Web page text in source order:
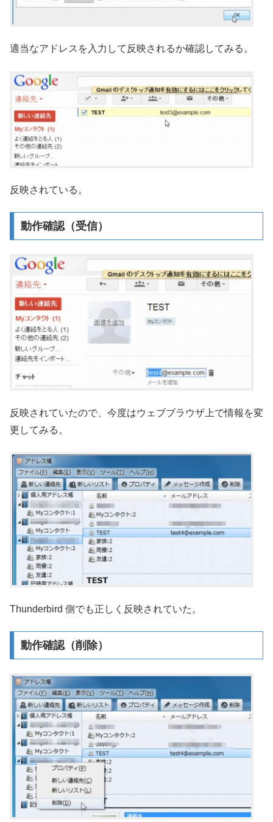
適当なアドレスを入力して反映されるか確認してみる。
反映されている。
動作確認（受信）
反映されていたので、今度はウェブブラウザ上で情報を変
更してみる。
Thunderbird 側でも正しく反映されていた。
動作確認（削除）